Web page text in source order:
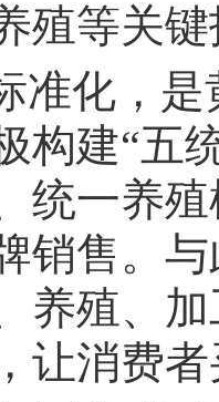
殖等关
准化，是
构建“五
统一养
销售。
养殖、
让消费